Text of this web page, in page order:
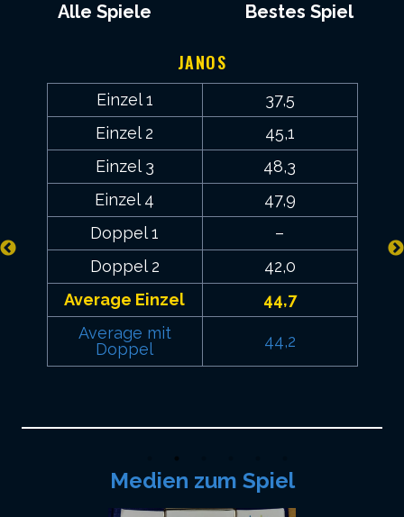
Alle Spiele Bestes Spiel
JANOS
Einzel 1
37,5
Einzel 2
45,1
Einzel 3
48,3
Einzel 4
47,9
Doppel 1
–
Doppel 2
42,0
Average Einzel
44,7
Average mit
Doppel
44,2
Medien zum Spiel